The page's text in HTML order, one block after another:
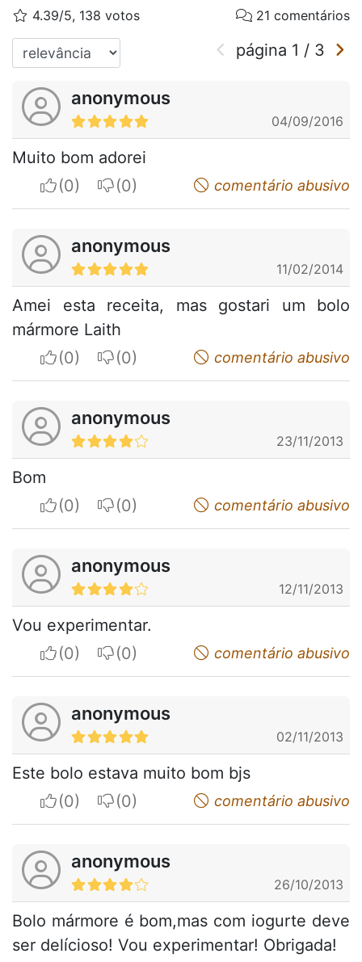
4.39/5, 138 votos 21 comentários
página 1 / 3
anonymous
04/09/2016
Muito bom adorei
I apreciateI do not appreciatecomentário abusivo
anonymous
11/02/2014
Amei esta receita, mas gostari um bolo
mármore Laith
I apreciateI do not appreciatecomentário abusivo
anonymous
23/11/2013
Bom
I apreciateI do not appreciatecomentário abusivo
anonymous
12/11/2013
Vou experimentar.
I apreciateI do not appreciatecomentário abusivo
anonymous
02/11/2013
Este bolo estava muito bom bjs
I apreciateI do not appreciatecomentário abusivo
anonymous
26/10/2013
Bolo mármore é bom,mas com iogurte deve
ser delícioso! Vou experimentar! Obrigada!